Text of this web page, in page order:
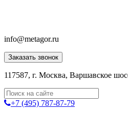
info@metagor.ru
Заказать звонок
117587, г. Москва, Варшавское
+7 (495) 787-87-79